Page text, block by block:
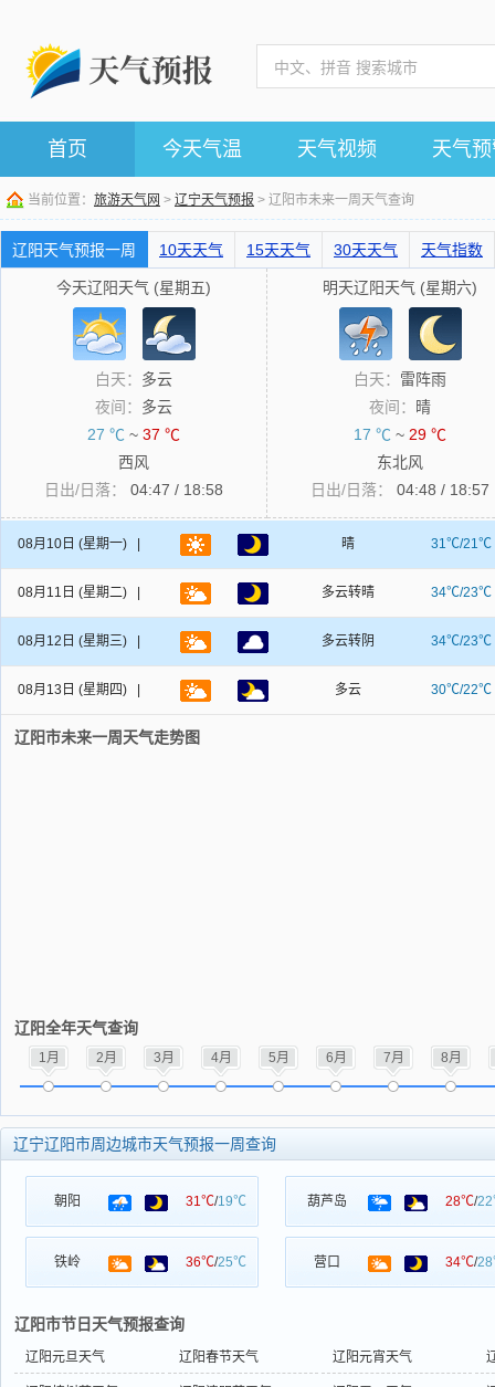
首页 今天气温 天气视频 天气
当前位置： 旅游天气网 > 辽宁天气预报 > 辽阳市未来一周天气查询
辽阳天气预报一周 10天天气 15天天气 30天天气 天气指数
今天辽阳天气 (星期五)
白天： 多云
夜间： 多云
27 ℃ ~ 37 ℃
西风
日出/日落：
04:47 / 18:58
明天辽阳天气 (星期六)
白天： 雷阵雨
夜间：
晴
17 ℃ ~ 29 ℃
东北风
日出/日落：
04:48 / 18:57
08月10日 (星期一) | 晴 31℃/21℃
08月11日 (星期二) | 多云转晴 34℃/23℃
08月12日 (星期三) | 多云转阴 34℃/23℃
08月13日 (星期四) | 多云 30℃/22℃
辽阳市未来一周天气走势图
辽阳全年天气查询
1月 2月 3月 4月 5月 6月 7月 8月
辽宁辽阳市周边城市天气预报一周查询
朝阳 31℃/19℃ 葫芦岛 28℃/
铁岭 36℃/25℃ 营口 34℃/
辽阳市节日天气预报查询
辽阳元旦天气 辽阳春节天气 辽阳元宵天气